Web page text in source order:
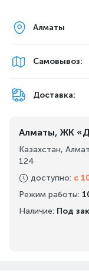
Алматы
Самовывоз:
Доставка:
Алматы, ЖК
Казахстан,
124
доступно: с
Режим работы:
Наличие: Под